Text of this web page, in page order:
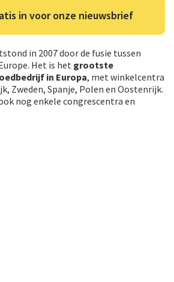
in voor onze nieuwsbrief
in 2007 door de fusie tussen
Het is het grootste
in Europa, met winkelcentra
Zweden, Spanje, Polen en Oostenrijk.
nog enkele congrescentra en